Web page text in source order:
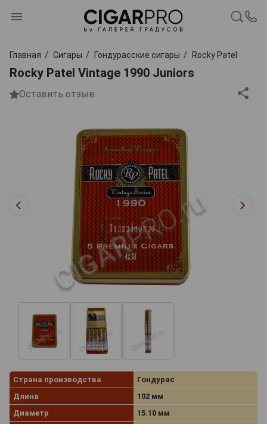
Главная Сигары Гондурасские сигары Rocky Patel
Rocky Patel Vintage 1990 Juniors
Оставить отзыв
Страна производства
Гондурас
Длина
102 мм
Диаметр
15.10 мм